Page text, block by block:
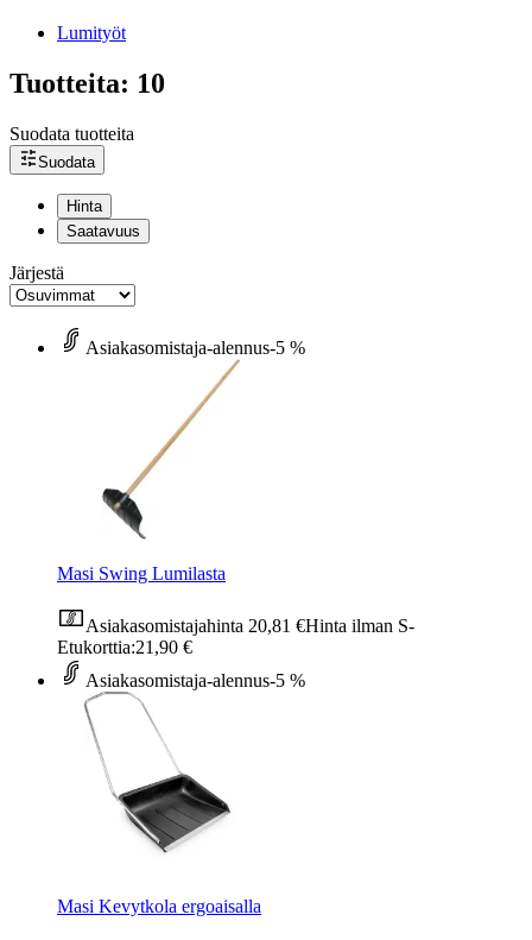
Lumityöt
Tuotteita: 10
Suodata tuotteita
Suodata
Hinta
Saatavuus
Järjestä
Asiakasomistaja-alennus-5 %
Masi Swing Lumilasta
Asiakasomistajahinta 20,81 €Hinta ilman S-
Etukorttia:21,90 €
Asiakasomistaja-alennus-5 %
Masi Kevytkola ergoaisalla